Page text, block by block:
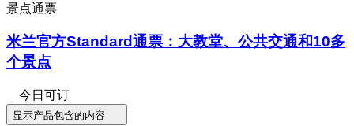
景点通票
米兰官方Standard通票：大教堂、公共交通和10多
个景点
今日可订
显示产品包含的内容